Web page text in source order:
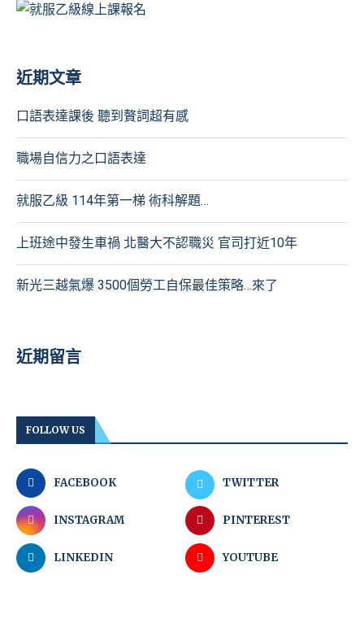
近期文章
口語表達課後 聽到贅詞超有感
職場自信力之口語表達
就服乙級 114年第一梯 術科解題…
上班途中發生車禍 北醫大不認職災 官司打近10年
新光三越氣爆 3500個勞工自保最佳策略…來了
近期留言
FOLLOW US
FACEBOOK TWITTER
INSTAGRAM PINTEREST
LINKEDIN YOUTUBE